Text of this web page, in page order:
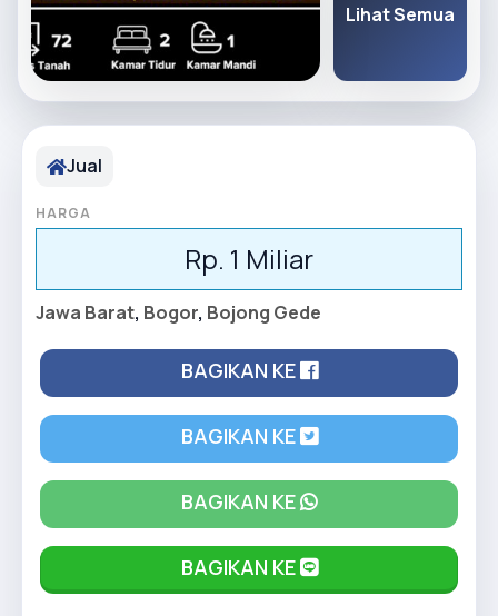
Lihat Semua
Jual
HARGA
Rp. 1 Miliar
Jawa Barat, Bogor, Bojong Gede
BAGIKAN KE
BAGIKAN KE
BAGIKAN KE
BAGIKAN KE